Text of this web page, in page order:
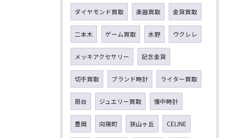
ダイヤモンド買取 楽器買取 金貨買取
二本木 ゲーム買取 水野 ウクレレ
メッキアクセサリー 記念金貨
切手買取 ブランド時計 ライター買取
扇台 ジュエリー買取 懐中時計
豊岡 向陽町 狭山ヶ丘 CELINE